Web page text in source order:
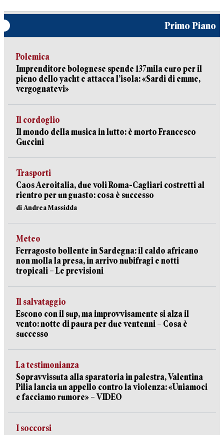
Primo Piano
Polemica
Imprenditore bolognese spende 137mila euro per il
pieno dello yacht e attacca l’isola: «Sardi di emme,
vergognatevi»
Il cordoglio
Il mondo della musica in lutto: è morto Francesco
Guccini
Trasporti
Caos Aeroitalia, due voli Roma-Cagliari costretti al
rientro per un guasto: cosa è successo
di Andrea Massidda
Meteo
Ferragosto bollente in Sardegna: il caldo africano
non molla la presa, in arrivo nubifragi e notti
tropicali – Le previsioni
Il salvataggio
Escono con il sup, ma improvvisamente si alza il
vento: notte di paura per due ventenni – Cosa è
successo
La testimonianza
Sopravvissuta alla sparatoria in palestra, Valentina
Pilia lancia un appello contro la violenza: «Uniamoci
e facciamo rumore» – VIDEO
I soccorsi